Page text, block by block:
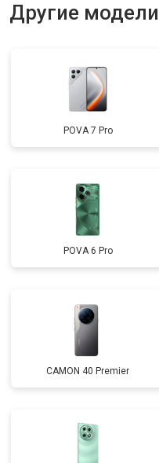
Другие
POVA 7 Pro
POVA 6 Pro
CAMON 40 Premier